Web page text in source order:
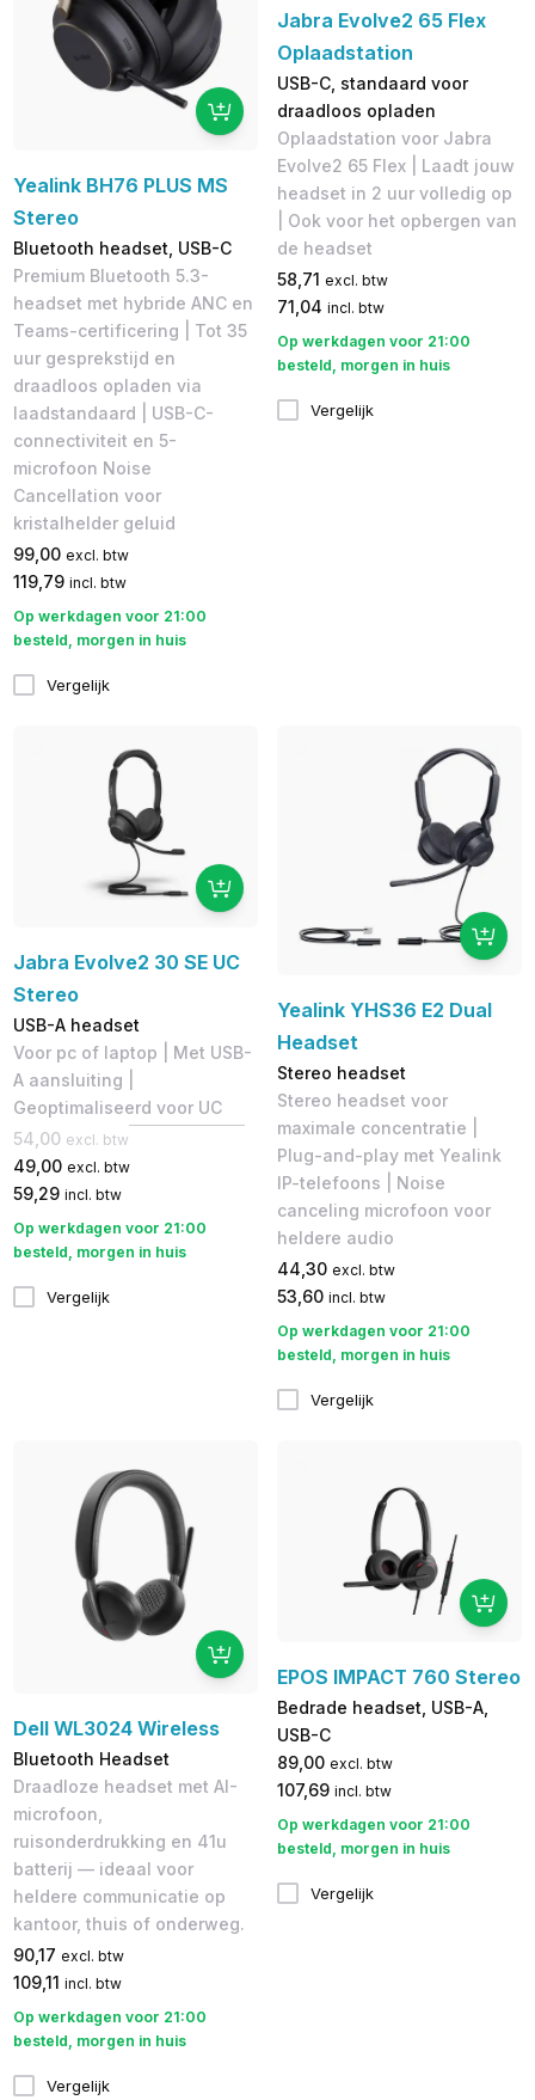
Yealink BH76 PLUS MS
Stereo
Bluetooth headset, USB-C
Premium Bluetooth 5.3-
headset met hybride ANC en
Teams-certificering | Tot 35
uur gesprekstijd en
draadloos opladen via
laadstandaard | USB-C-
connectiviteit en 5-
microfoon Noise
Cancellation voor
kristalhelder geluid
99,00 excl. btw
119,79 incl. btw
Op werkdagen voor 21:00
besteld, morgen in huis
Vergelijk
Jabra Evolve2 65 Flex
Oplaadstation
USB-C, standaard voor
draadloos opladen
Oplaadstation voor Jabra
Evolve2 65 Flex | Laadt jouw
headset in 2 uur volledig op
| Ook voor het opbergen van
de headset
58,71 excl. btw
71,04 incl. btw
Op werkdagen voor 21:00
besteld, morgen in huis
Vergelijk
Jabra Evolve2 30 SE UC
Stereo
USB-A headset
Voor pc of laptop | Met USB-
A aansluiting |
Geoptimaliseerd voor UC
54,00 excl. btw
49,00 excl. btw
59,29 incl. btw
Op werkdagen voor 21:00
besteld, morgen in huis
Vergelijk
Yealink YHS36 E2 Dual
Headset
Stereo headset
Stereo headset voor
maximale concentratie |
Plug-and-play met Yealink
IP-telefoons | Noise
canceling microfoon voor
heldere audio
44,30 excl. btw
53,60 incl. btw
Op werkdagen voor 21:00
besteld, morgen in huis
Vergelijk
Dell WL3024 Wireless
Bluetooth Headset
Draadloze headset met AI-
microfoon,
ruisonderdrukking en 41u
batterij — ideaal voor
heldere communicatie op
kantoor, thuis of onderweg.
90,17 excl. btw
109,11 incl. btw
Op werkdagen voor 21:00
besteld, morgen in huis
Vergelijk
EPOS IMPACT 760 Stereo
Bedrade headset, USB-A,
USB-C
89,00 excl. btw
107,69 incl. btw
Op werkdagen voor 21:00
besteld, morgen in huis
Vergelijk